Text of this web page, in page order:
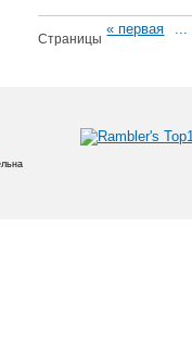
Страницы
« первая ...